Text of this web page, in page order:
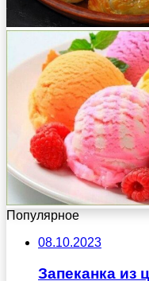
Популярное
08.10.2023
Запеканка из